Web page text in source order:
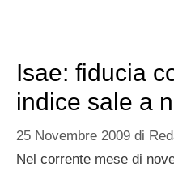
Isae: fiducia
indice sale a
25 Novembre 2009 di
Nel corrente mese di